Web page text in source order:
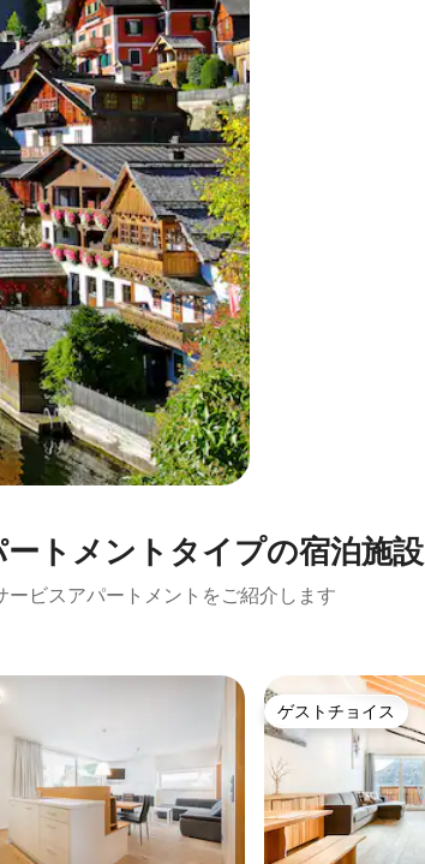
果を確認することができます。
トメントタイプの宿泊施設
ビスアパートメントをご紹介します
ゲストチョイス
ゲストチョイス